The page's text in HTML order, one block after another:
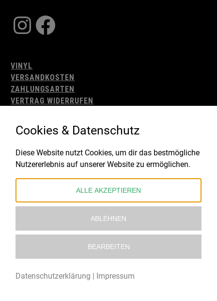
Instagram
Facebook
VINYL
VERSANDKOSTEN
ZAHLUNGSARTEN
VERTRAG WIDERRUFEN
WIDERRUFSBELEHRUNG
IMPRESSUM
Gefördert durch:
Cookies & Datenschutz
Diese Website nutzt Cookies, um dir das bestmögliche
Nutzererlebnis auf unserer Website zu ermöglichen.
ALLE AKZEPTIEREN
ABLEHNEN
BEARBEITEN
Datenschutzerklärung | Impressum